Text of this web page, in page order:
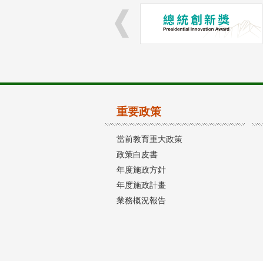
重要政策
當前教育重大政策
政策白皮書
年度施政方針
年度施政計畫
業務概況報告